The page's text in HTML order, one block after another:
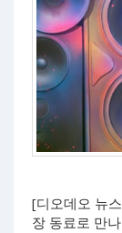
[디오데오 뉴
장 동료로 만